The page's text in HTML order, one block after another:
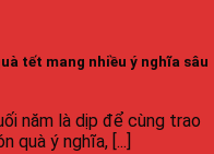
tết mang nhiều ý nghĩa sâu
năm là dịp để cùng trao
quà ý nghĩa, [...]